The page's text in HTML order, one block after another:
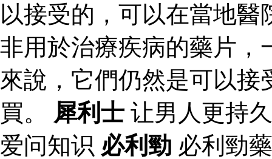
以接受的，可以在當地
非用於治療疾病的藥片，
來說，它們仍然是可以
買。 犀利士 让男人更持
爱问知识 必利勁 必利勁